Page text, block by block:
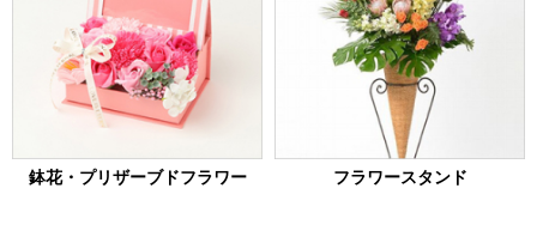
鉢花・ プリザーブドフラワー フラワースタンド